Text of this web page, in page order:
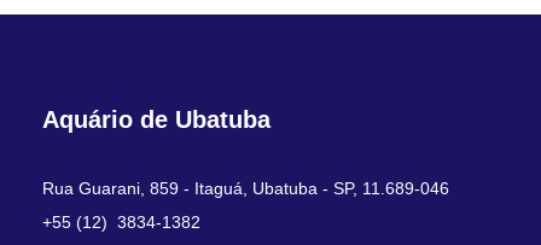
Aquário de Ubatuba
Rua Guarani, 859 - Itaguá, Ubatuba - SP, 11.689-046
+55 (12) 3834-1382